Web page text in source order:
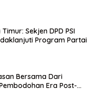
Sekjen DPD PSI
Program Partai
Bersama Dari
Era Post-